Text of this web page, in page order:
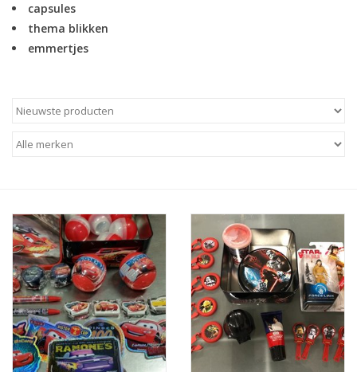
Koopjeshoek
Speelgoedautomaten
32/35 mm
Klein speelgoed
Snoep / kauwgomballen
capsules
thema blikken
emmertjes